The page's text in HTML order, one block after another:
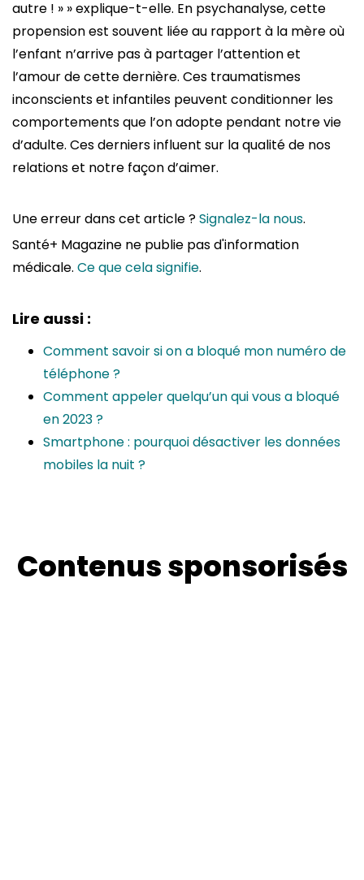
autre ! » » explique-t-elle. En psychanalyse, cette
propension est souvent liée au rapport à la mère où
l’enfant n’arrive pas à partager l’attention et
l’amour de cette dernière. Ces traumatismes
inconscients et infantiles peuvent conditionner les
comportements que l’on adopte pendant notre vie
d’adulte. Ces derniers influent sur la qualité de nos
relations et notre façon d’aimer.
Une erreur dans cet article ?Signalez-la nous.
Santé+ Magazine ne publie pas d'information
médicale. Ce que cela signifie.
Lire aussi :
Comment savoir si on a bloqué mon numéro de
téléphone ?
Comment appeler quelqu’un qui vous a bloqué
en 2023 ?
Smartphone : pourquoi désactiver les données
mobiles la nuit ?
Contenus sponsorisés